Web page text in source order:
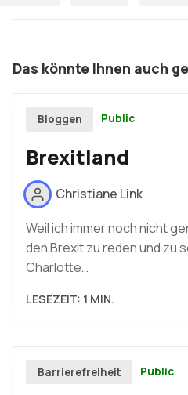
Das könnte Ihnen auch
Bloggen Public
Brexitland
Christiane Link
Weil ich immer noch nicht
den Brexit zu reden und zu
Charlotte…
LESEZEIT: 1 MIN.
Barrierefreiheit Public